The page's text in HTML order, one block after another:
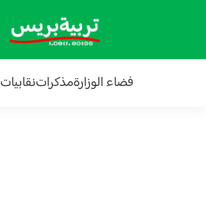
فضاء الوزارةمذكراتنقابيات